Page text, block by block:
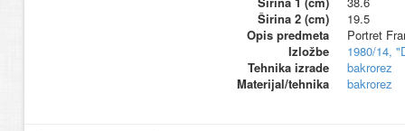
Širina 2 (cm)
19.5
Opis predmeta
Portret
Izložbe
1980/14,
Tehnika izrade
bakrorez
Materijal/tehnika
bakrorez